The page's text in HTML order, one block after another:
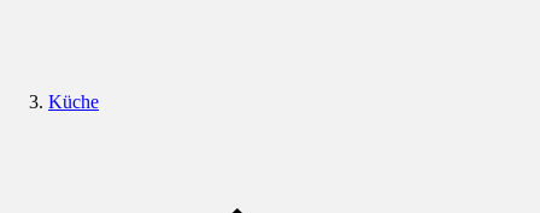
Küche